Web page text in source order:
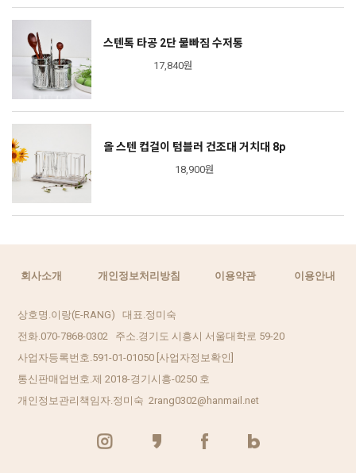
스텐톡 타공 2단 물빠짐 수저통
17,840원
올 스텐 컵걸이 텀블러 건조대 거치대 8p
18,900원
회사소개 개인정보처리방침 이용약관 이용안내
상호명.이랑(E-RANG) 대표.정미숙
전화.070-7868-0302 주소.경기도 시흥시 서울대학로 59-20
사업자등록번호.591-01-01050 [사업자정보확인]
통신판매업번호.제 2018-경기시흥-0250 호
개인정보관리책임자.정미숙 2rang0302@hanmail.net